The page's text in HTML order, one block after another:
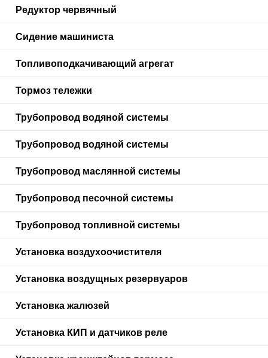
Редуктор червячный
Сидение машиниста
Топливоподкачивающий агрегат
Тормоз тележки
Трубопровод водяной системы
Трубопровод водяной системы
Трубопровод маслянной системы
Трубопровод песочной системы
Трубопровод топливной системы
Установка воздухоочистителя
Установка воздущных резервуаров
Установка жалюзей
Установка КИП и датчиков реле